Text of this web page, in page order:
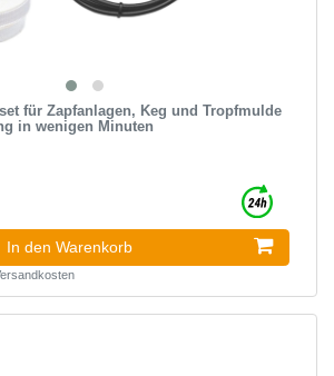
für Zapfanlagen, Keg und Tropfmulde
in wenigen Minuten
In den Warenkorb